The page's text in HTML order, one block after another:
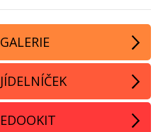
GALERIE
JÍDELNÍČEK
EDOOKIT